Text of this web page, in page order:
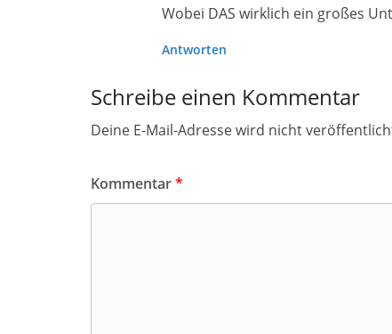
Wobei DAS wirklich ein großes
Antworten
Schreibe einen Kommentar
Deine E-Mail-Adresse wird nicht
Kommentar*